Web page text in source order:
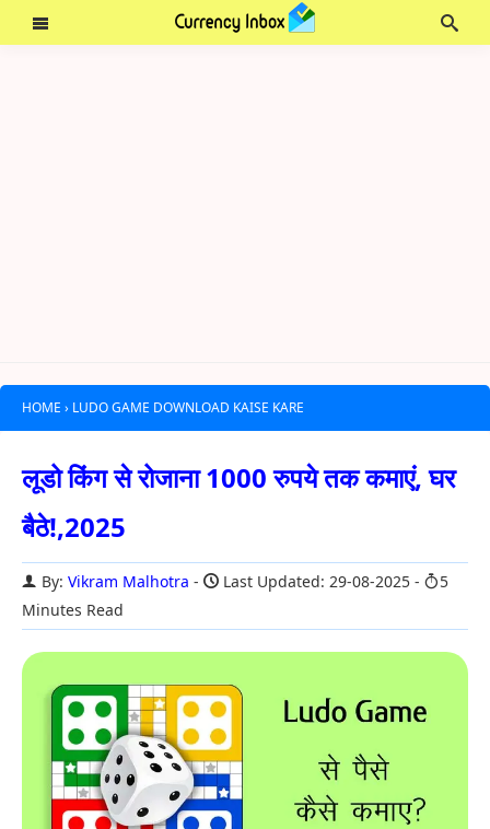
HOME › LUDO GAME DOWNLOAD KAISE KARE
लूडो किंग से रोजाना 1000 रुपये तक कमाएं, घर
बैठे!,2025
By: Vikram Malhotra Last Updated: 29-08-2025
5
Minutes Read